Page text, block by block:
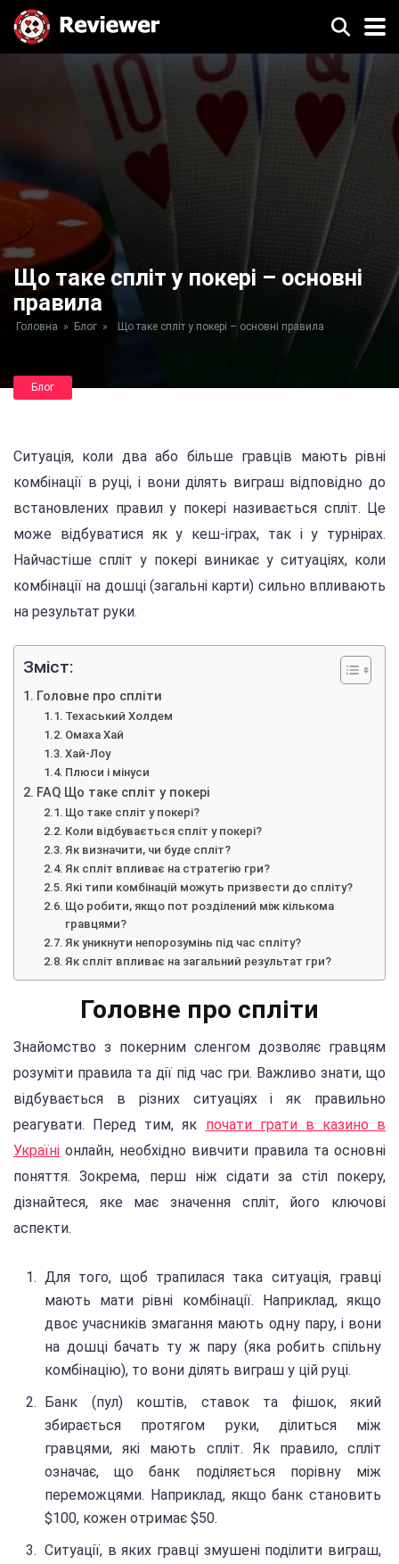
Що таке спліт у покері – основні
правила
Головна » Блог » Що таке спліт у покері – основні правила
Блог
Ситуація, коли два або більше гравців мають рівні
комбінації в руці, і вони ділять виграш відповідно до
встановлених правил у покері називається спліт. Це
може відбуватися як у кеш-іграх, так і у турнірах.
Найчастіше спліт у покері виникає у ситуаціях, коли
комбінації на дошці (загальні карти) сильно впливають
на результат руки.
Зміст:
Головне про спліти
Техаський Холдем
Омаха Хай
Хай-Лоу
Плюси і мінуси
FAQ Що таке спліт у покері
Що таке спліт у покері?
Коли відбувається спліт у покері?
Як визначити, чи буде спліт?
Як спліт впливає на стратегію гри?
Які типи комбінацій можуть призвести до спліту?
Що робити, якщо пот розділений між кількома
гравцями?
Як уникнути непорозумінь під час спліту?
Як спліт впливає на загальний результат гри?
Головне про спліти
Знайомство з покерним сленгом дозволяє гравцям
розуміти правила та дії під час гри. Важливо знати, що
відбувається в різних ситуаціях і як правильно
реагувати. Перед тим, як почати грати в казино в
Україні онлайн, необхідно вивчити правила та основні
поняття. Зокрема, перш ніж сідати за стіл покеру,
дізнайтеся, яке має значення спліт, його ключові
аспекти.
Для того, щоб трапилася така ситуація, гравці
мають мати рівні комбінації. Наприклад, якщо
двоє учасників змагання мають одну пару, і вони
на дошці бачать ту ж пару (яка робить спільну
комбінацію), то вони ділять виграш у цій руці.
Банк (пул) коштів, ставок та фішок, який
збирається протягом руки, ділиться між
гравцями, які мають спліт. Як правило, спліт
означає, що банк поділяється порівну між
переможцями. Наприклад, якщо банк становить
$100, кожен отримає $50.
Ситуації, в яких гравці змушені поділити виграш,